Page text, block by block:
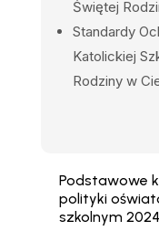
Świętej
Standardy
Katolickiej
Rodzinyw
Podstawowe
polityki
szkolnym